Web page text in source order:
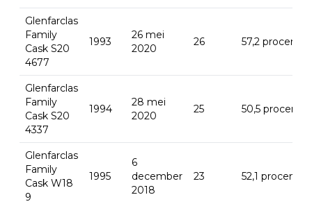
Glenfarclas
Family
Cask S20
4677
1993
26 mei
2020
26 57,2 procent
Glenfarclas
Family
Cask S20
4337
1994
28 mei
2020
25 50,5 procent
Glenfarclas
Family
Cask W18
9
1995
6
december
2018
23 52,1 procent